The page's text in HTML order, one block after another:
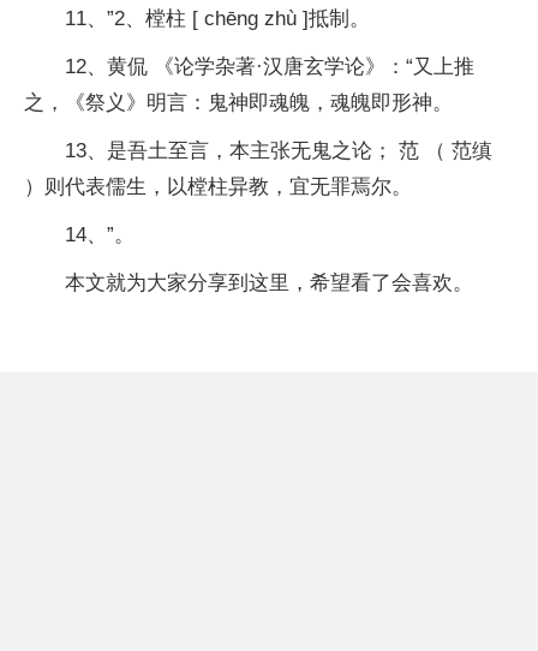
11、”2、樘柱 [ chēng zhù ]抵制。
12、黄侃 《论学杂著·汉唐玄学论》：“又上推
之，《祭义》明言：鬼神即魂魄，魂魄即形神。
13、是吾土至言，本主张无鬼之论； 范 （ 范缜
）则代表儒生，以樘柱异教，宜无罪焉尔。
14、”。
本文就为大家分享到这里，希望看了会喜欢。